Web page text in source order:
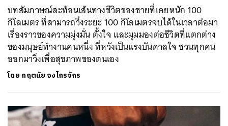
บทสัมภาษณ์สะท้อนเส้นทางชีวิตของชายที่เคยหนัก 100
กิโลเมตร ที่สามารถวิ่งระยะ 100 กิโลเมตรจบได้ในเวลาต่อมา
เรื่องราวของความมุ่งมั่น ตั้งใจ และมุมมองต่อชีวิตที่แตกต่าง
ของมนุษย์ทำงานคนหนึ่ง ที่หวังเป็นแรงบันดาลใจ ชวนทุกคน
ออกมาวิ่งเพื่อสุขภาพของตนเอง
โดย กฤตนัย จงไกรจักร